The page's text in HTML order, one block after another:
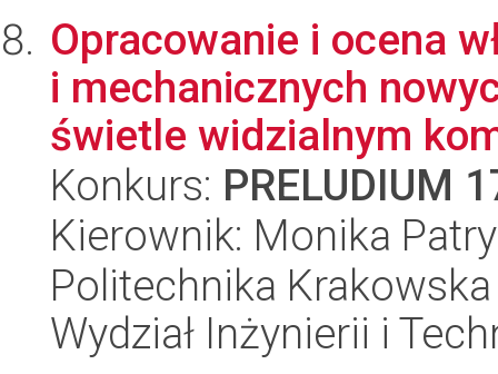
Opracowanie i ocena
i mechanicznych
świetle widzialnym
Konkurs: PRELUDIUM
Kierownik: Monika
Politechnika
Wydział Inżynierii i